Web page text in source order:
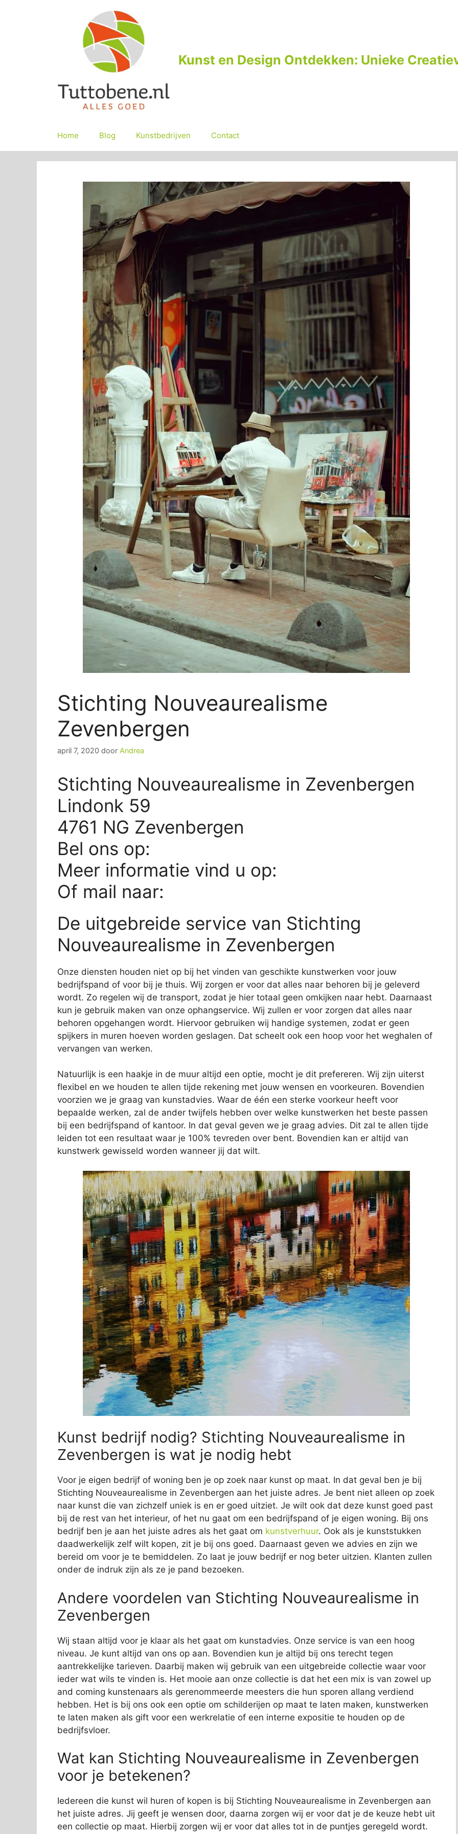
Kunst en Design Ontdekken: Unieke
Home Blog Kunstbedrijven Contact
Stichting Nouveaurealisme
Zevenbergen
april 7, 2020 door Andrea
Stichting Nouveaurealisme in Zevenbergen
Lindonk 59
4761 NG Zevenbergen
Bel ons op:
Meer informatie vind u op:
Of mail naar:
De uitgebreide service van Stichting
Nouveaurealisme in Zevenbergen
Onze diensten houden niet op bij het vinden van geschikte kunstwerken voor jouw
bedrijfspand of voor bij je thuis. Wij zorgen er voor dat alles naar behoren bij je geleverd
wordt. Zo regelen wij de transport, zodat je hier totaal geen omkijken naar hebt. Daarnaast
kun je gebruik maken van onze ophangservice. Wij zullen er voor zorgen dat alles naar
behoren opgehangen wordt. Hiervoor gebruiken wij handige systemen, zodat er geen
spijkers in muren hoeven worden geslagen. Dat scheelt ook een hoop voor het weghalen of
vervangen van werken.
Natuurlijk is een haakje in de muur altijd een optie, mocht je dit prefereren. Wij zijn uiterst
flexibel en we houden te allen tijde rekening met jouw wensen en voorkeuren. Bovendien
voorzien we je graag van kunstadvies. Waar de één een sterke voorkeur heeft voor
bepaalde werken, zal de ander twijfels hebben over welke kunstwerken het beste passen
bij een bedrijfspand of kantoor. In dat geval geven we je graag advies. Dit zal te allen tijde
leiden tot een resultaat waar je 100% tevreden over bent. Bovendien kan er altijd van
kunstwerk gewisseld worden wanneer jij dat wilt.
Kunst bedrijf nodig? Stichting Nouveaurealisme in
Zevenbergen is wat je nodig hebt
Voor je eigen bedrijf of woning ben je op zoek naar kunst op maat. In dat geval ben je bij
Stichting Nouveaurealisme in Zevenbergen aan het juiste adres. Je bent niet alleen op zoek
naar kunst die van zichzelf uniek is en er goed uitziet. Je wilt ook dat deze kunst goed past
bij de rest van het interieur, of het nu gaat om een bedrijfspand of je eigen woning. Bij ons
bedrijf ben je aan het juiste adres als het gaat om kunstverhuur. Ook als je kunststukken
daadwerkelijk zelf wilt kopen, zit je bij ons goed. Daarnaast geven we advies en zijn we
bereid om voor je te bemiddelen. Zo laat je jouw bedrijf er nog beter uitzien. Klanten zullen
onder de indruk zijn als ze je pand bezoeken.
Andere voordelen van Stichting Nouveaurealisme in
Zevenbergen
Wij staan altijd voor je klaar als het gaat om kunstadvies. Onze service is van een hoog
niveau. Je kunt altijd van ons op aan. Bovendien kun je altijd bij ons terecht tegen
aantrekkelijke tarieven. Daarbij maken wij gebruik van een uitgebreide collectie waar voor
ieder wat wils te vinden is. Het mooie aan onze collectie is dat het een mix is van zowel up
and coming kunstenaars als gerenommeerde meesters die hun sporen allang verdiend
hebben. Het is bij ons ook een optie om schilderijen op maat te laten maken, kunstwerken
te laten maken als gift voor een werkrelatie of een interne expositie te houden op de
bedrijfsvloer.
Wat kan Stichting Nouveaurealisme in Zevenbergen
voor je betekenen?
Iedereen die kunst wil huren of kopen is bij Stichting Nouveaurealisme in Zevenbergen aan
het juiste adres. Jij geeft je wensen door, daarna zorgen wij er voor dat je de keuze hebt uit
een collectie op maat. Hierbij zorgen wij er voor dat alles tot in de puntjes geregeld wordt.